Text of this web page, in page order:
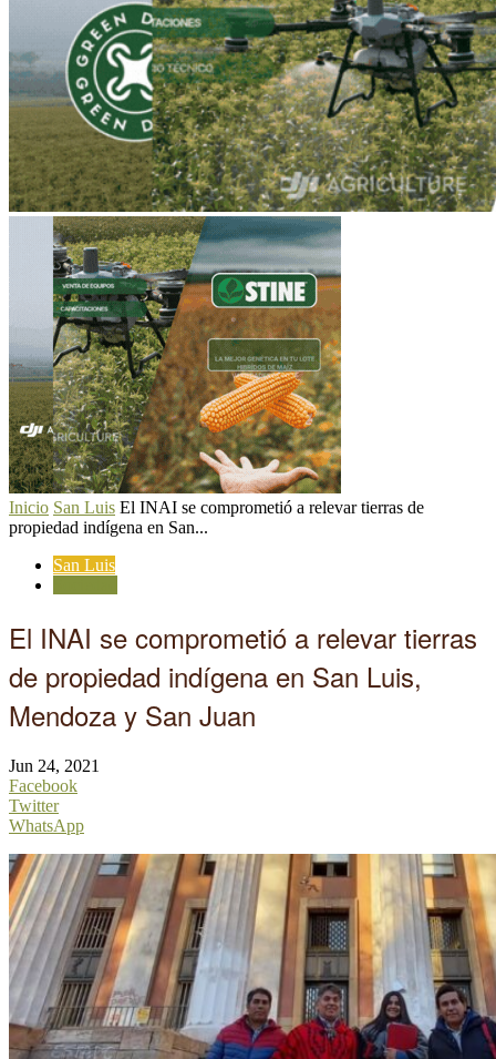
Inicio San Luis El INAI se comprometió a relevar tierras de
propiedad indígena en San...
San Luis
El INAI se comprometió a relevar tierras
de propiedad indígena en San Luis,
Mendoza y San Juan
Jun 24, 2021
Facebook
Twitter
WhatsApp